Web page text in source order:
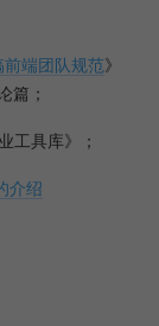
前端团队规范》
篇；
工具库》；
介绍